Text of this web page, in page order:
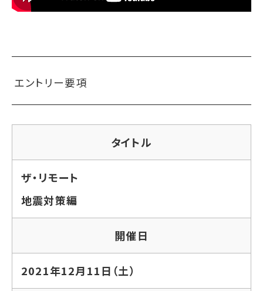
エントリー要項
タイトル
ザ・リモート
地震対策編
開催日
2021年12月11日（土）